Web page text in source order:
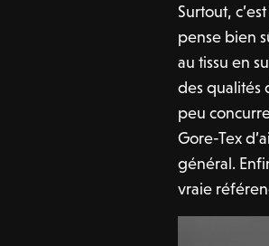
Surtout,
pense bien
au tissu en
des qualités
peu
Gore-Tex
général.
vraie